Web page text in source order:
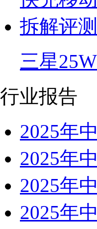
三星
行业报告
2025年
2025年
2025年
2025年